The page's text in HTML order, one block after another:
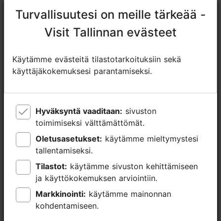
+372 5197 7783
Lisätietoa
WLAN-alue
Turvallisuutesi on meille tärkeää -
Visit Tallinnan evästeet
Käytämme evästeitä tilastotarkoituksiin sekä
käyttäjäkokemuksesi parantamiseksi.
Hyväksyntä vaaditaan:
toimimiseksi välttämättömät.
Oletusasetukset:
tallentamiseksi.
Tilastot:
ja käyttökokemuksen arviointiin.
Markkinointi:
kohdentamiseen.
Turvallisuutesi on meille tärkeää -
Visit Tallinnan evästeet
Käytämme evästeitä tilastotarkoituksiin sekä
käyttäjäkokemuksesi parantamiseksi.
Hyväksyntä vaaditaan:
toimimiseksi välttämättömät.
Oletusasetukset:
tallentamiseksi.
Tilastot:
ja käyttökokemuksen arviointiin.
Markkinointi:
kohdentamiseen.